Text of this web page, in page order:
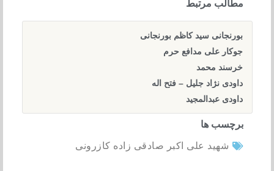
مطالب مرتبط
بورنجانی سید کاظم بورنجانی
جوکار علی مدافع حرم
خرسند محمد
داودی نژاد جلیل – فتح اله
داودی عبدالمجید
برچسب ها
شهید علی اکبر صادقی زاده کازرونی